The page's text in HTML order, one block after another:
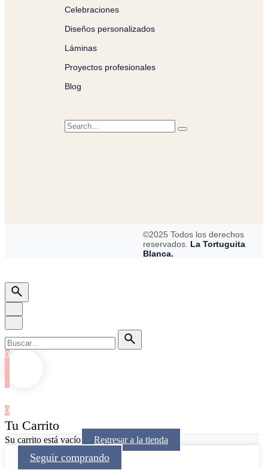
Celebraciones
Diseños personalizados
Láminas
Proyectos profesionales
Blog
©2025 Todos los derechos
reservados. La Tortuguita
Blanca.
0
0
Tu Carrito
Su carrito está vacío Regresar a la tienda
Seguir comprando